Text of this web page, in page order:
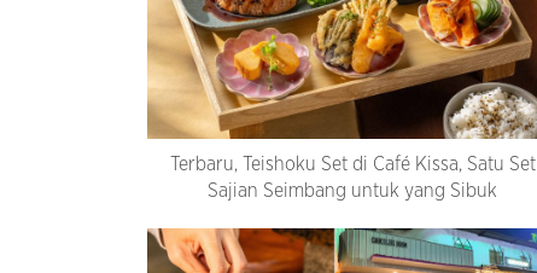
Terbaru, Teishoku Set di Café Kissa, Satu Set
Sajian Seimbang untuk yang Sibuk